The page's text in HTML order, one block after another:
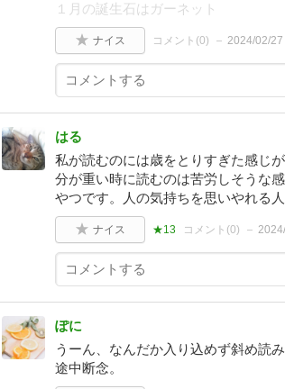
１月の誕生石はガーネット
ナイス コメント(0) 2024/02/27
はる
私が読むのには歳をとりすぎた感じ
分が重い時に読むのは苦労しそうな
やつです。人の気持ちを思いやれる
ナイス ★13 コメント(0)
ぽに
うーん、なんだか入り込めず斜め読
途中断念。